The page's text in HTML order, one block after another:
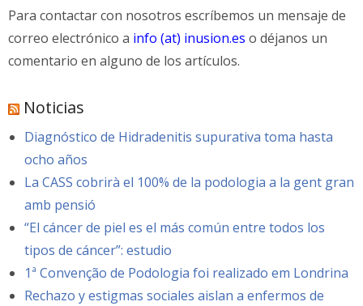
Para contactar con nosotros escríbemos un mensaje de
correo electrónico a info (at) inusion.es o déjanos un
comentario en alguno de los artículos.
Noticias
Diagnóstico de Hidradenitis supurativa toma hasta
ocho años
La CASS cobrirà el 100% de la podologia a la gent gran
amb pensió
“El cáncer de piel es el más común entre todos los
tipos de cáncer”: estudio
1ª Convenção de Podologia foi realizado em Londrina
Rechazo y estigmas sociales aislan a enfermos de